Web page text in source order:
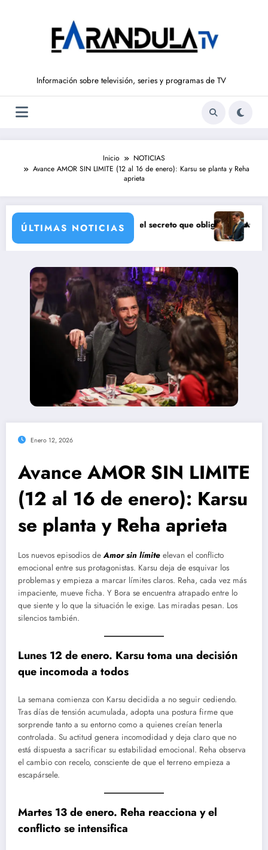
Información sobre televisión, series y programas de TV
Inicio
NOTICIAS
Avance AMOR SIN LIMITE (12 al 16 de enero): Karsu se planta y Reha
aprieta
ÚLTIMAS NOTICIAS
a Bianca
SALVAJE (7 de agosto): el secreto que obliga a Luisa a huir
Avance ‘LA
Enero 12, 2026
Avance AMOR SIN LIMITE
(12 al 16 de enero): Karsu
se planta y Reha aprieta
Los nuevos episodios deAmor sin límite elevan el conflicto
emocional entre sus protagonistas. Karsu deja de esquivar los
problemas y empieza a marcar límites claros. Reha, cada vez más
impaciente, mueve ficha. Y Bora se encuentra atrapado entre lo
que siente y lo que la situación le exige. Las miradas pesan. Los
silencios también.
Lunes 12 de enero. Karsu toma una decisión
que incomoda a todos
La semana comienza con Karsu decidida a no seguir cediendo.
Tras días de tensión acumulada, adopta una postura firme que
sorprende tanto a su entorno como a quienes creían tenerla
controlada. Su actitud genera incomodidad y deja claro que no
está dispuesta a sacrificar su estabilidad emocional. Reha observa
el cambio con recelo, consciente de que el terreno empieza a
escapársele.
Martes 13 de enero. Reha reacciona y el
conflicto se intensifica